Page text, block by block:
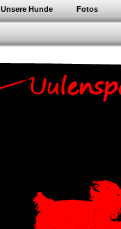
Unsere Hunde Fotos